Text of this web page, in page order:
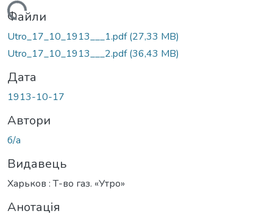
Файли
Utro_17_10_1913___1.pdf(27,33 MB)
Utro_17_10_1913___2.pdf(36,43 MB)
Дата
1913-10-17
Автори
б/а
Видавець
Харьков : Т-во газ. «Утро»
Анотація